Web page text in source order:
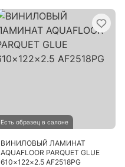
Есть образец в салоне
ВИНИЛОВЫЙ ЛАМИНАТ
AQUAFLOOR PARQUET GLUE
610×122×2.5 AF2518PG